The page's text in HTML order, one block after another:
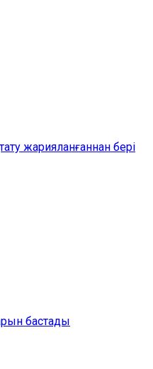
жарияланғаннан бері
бастады